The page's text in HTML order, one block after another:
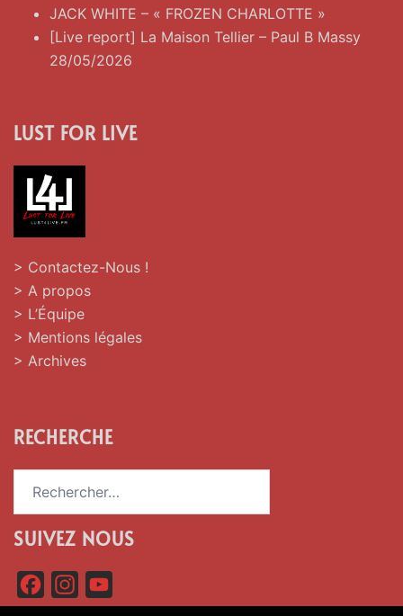
JACK WHITE – « FROZEN CHARLOTTE »
[Live report] La Maison Tellier – Paul B Massy
28/05/2026
LUST FOR LIVE
> Contactez-Nous !
> A propos
> L’Équipe
> Mentions légales
> Archives
RECHERCHE
SUIVEZ NOUS
a
n
o